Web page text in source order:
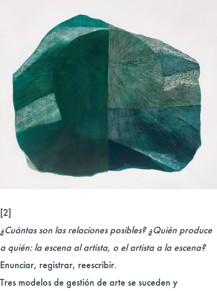
[2]
¿Cuántas son las relaciones posibles? ¿Quién produce
a quién: la escena al artista, o el artista a la escena?
Enunciar, registrar, reescribir.
Tres modelos de gestión de arte se suceden y